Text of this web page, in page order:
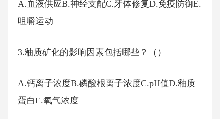
A.血液供应B.神经支配C.牙体修复D.免疫防御E.
咀嚼运动
3.釉质矿化的影响因素包括哪些？（）
A.钙离子浓度B.磷酸根离子浓度C.pH值D.釉质
蛋白E.氧气浓度